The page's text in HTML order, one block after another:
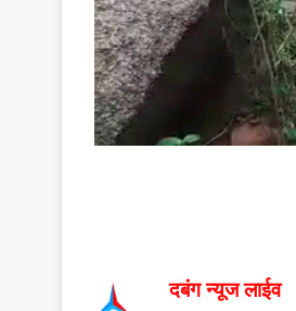
दबंग न्यूज लाईव